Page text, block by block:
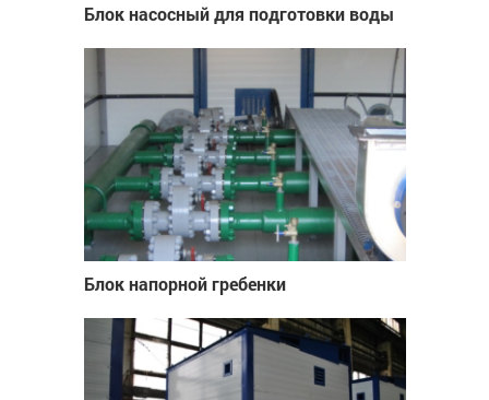
Блок насосный для подготовки воды
Блок напорной гребенки